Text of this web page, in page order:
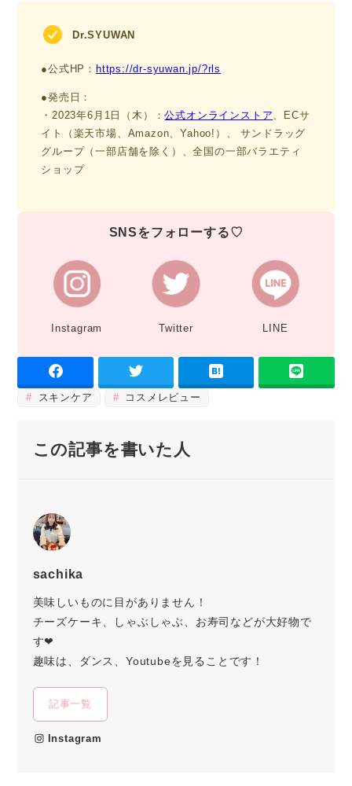
Dr.SYUWAN
●公式HP： https://dr-syuwan.jp/?rls
●発売日：
・2023年6月1日（木）：公式オンラインストア、ECサ
イト（楽天市場、Amazon、Yahoo!）、 サンドラッグ
グループ（一部店舗を除く）、全国の一部バラエティ
ショップ
SNSをフォローする♡
Instagram Twitter LINE
スキンケア コスメレビュー
この記事を書いた人
sachika
美味しいものに目がありません！
チーズケーキ、しゃぶしゃぶ、お寿司などが大好物で
す❤︎
趣味は、ダンス、Youtubeを見ることです！
記事一覧
Instagram